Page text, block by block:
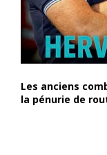
Les anciens
la pénurie de